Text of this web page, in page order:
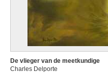
De vlieger van de meetkundige
Charles Delporte